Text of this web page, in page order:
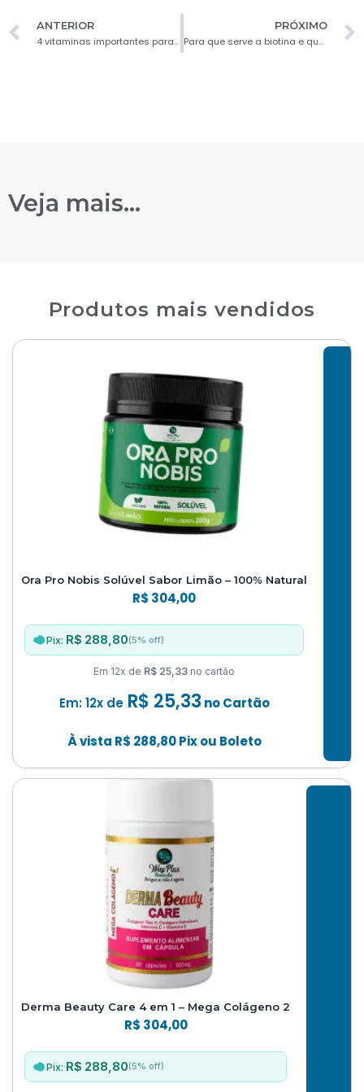
ANTERIOR
4 vitaminas importantes para os cuidados com a pele do rosto
PRÓXIMO
Para que serve a biotina e quais são os seus benefícios?
Veja mais...
Produtos mais vendidos
Ora Pro Nobis Solúvel Sabor Limão – 100% Natural
R$ 304,00
Pix: R$ 288,80(5% off)
Em 12x de R$ 25,33 no cartão
Em: 12x de R$ 25,33 no Cartão
À vista R$ 288,80 Pix ou Boleto
Derma Beauty Care 4 em 1 – Mega Colágeno 2
R$ 304,00
Pix: R$ 288,80(5% off)